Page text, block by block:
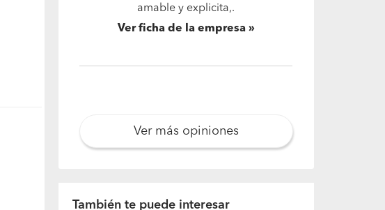
amable y explicita,.
Ver ficha de la empresa
Ver más opiniones
También te puede interesar